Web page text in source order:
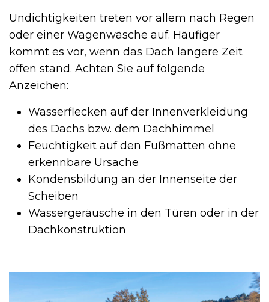
Undichtigkeiten treten vor allem nach Regen
oder einer Wagenwäsche auf. Häufiger
kommt es vor, wenn das Dach längere Zeit
offen stand. Achten Sie auf folgende
Anzeichen:
Wasserflecken auf der Innenverkleidung
des Dachs bzw. dem Dachhimmel
Feuchtigkeit auf den Fußmatten ohne
erkennbare Ursache
Kondensbildung an der Innenseite der
Scheiben
Wassergeräusche in den Türen oder in der
Dachkonstruktion